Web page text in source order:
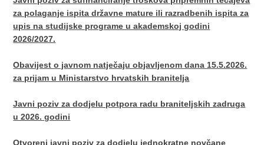
za polaganje ispita državne mature ili razradbenih ispita za
upis na studijske programe u akademskoj godini
2026/2027.
Obavijest o javnom natječaju objavljenom dana 15.5.2026.
za prijam u Ministarstvo hrvatskih branitelja
Javni poziv za dodjelu potpora radu braniteljskih zadruga
u 2026. godini
Otvoreni javni poziv za dodjelu jednokratne novčane